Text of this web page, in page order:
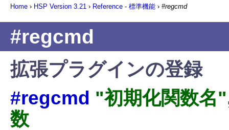
Home › HSP Version 3.21 › Reference - 標準機能 › #regcmd
#regcmd
拡張プラグインの登録
#regcmd "初期化関数名
数